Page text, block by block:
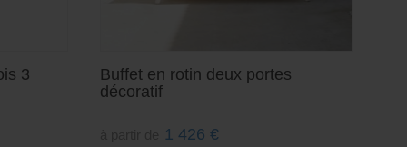
3
Buffet en rotin deux portes
décoratif
1 426 €